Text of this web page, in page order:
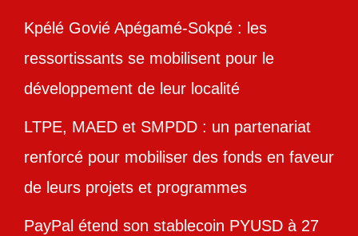
Kpélé Govié Apégamé-Sokpé : les
ressortissants se mobilisent pour le
développement de leur localité
LTPE, MAED et SMPDD : un partenariat
renforcé pour mobiliser des fonds en faveur
de leurs projets et programmes
PayPal étend son stablecoin PYUSD à 27